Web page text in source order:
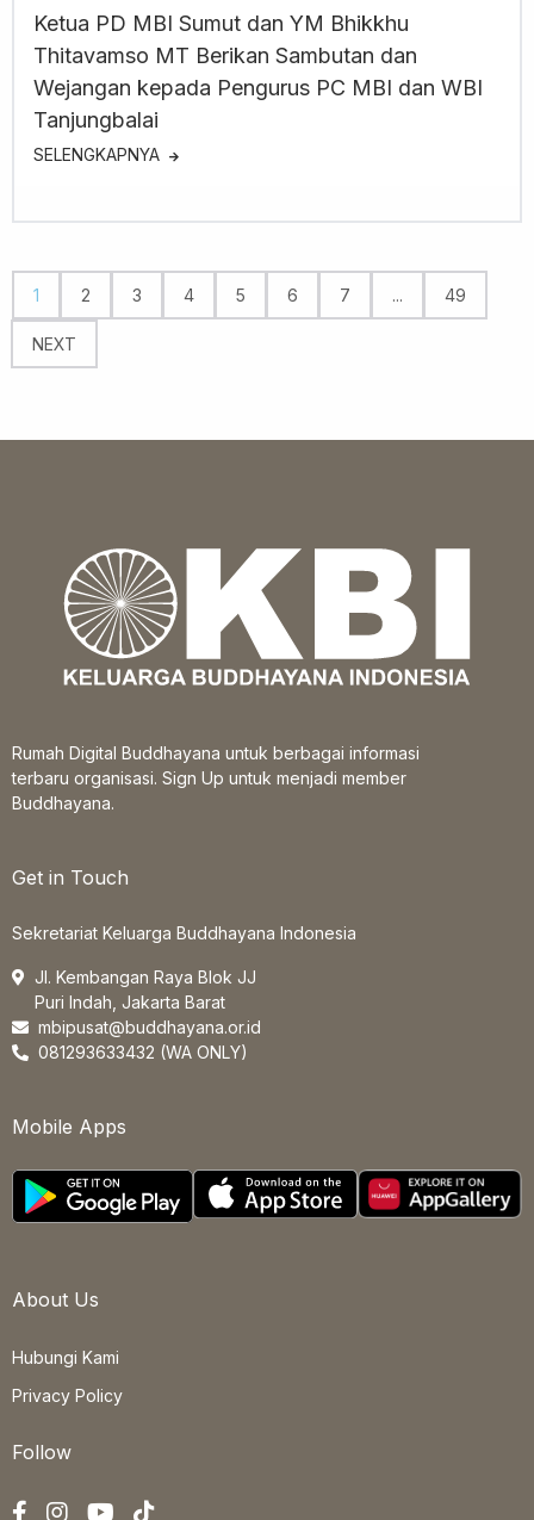
Ketua PD MBI Sumut dan YM Bhikkhu
Thitavamso MT Berikan Sambutan dan
Wejangan kepada Pengurus PC MBI dan WBI
Tanjungbalai
SELENGKAPNYA
1 2 3 4 5 6 7 ... 49
NEXT
Rumah Digital Buddhayana untuk berbagai informasi
terbaru organisasi. Sign Up untuk menjadi member
Buddhayana.
Get in Touch
Sekretariat Keluarga Buddhayana Indonesia
Jl. Kembangan Raya Blok JJ
Puri Indah, Jakarta Barat
mbipusat@buddhayana.or.id
081293633432 (WA ONLY)
Mobile Apps
About Us
Hubungi Kami
Privacy Policy
Follow